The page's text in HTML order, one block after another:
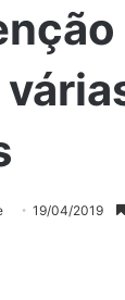
19/04/2019